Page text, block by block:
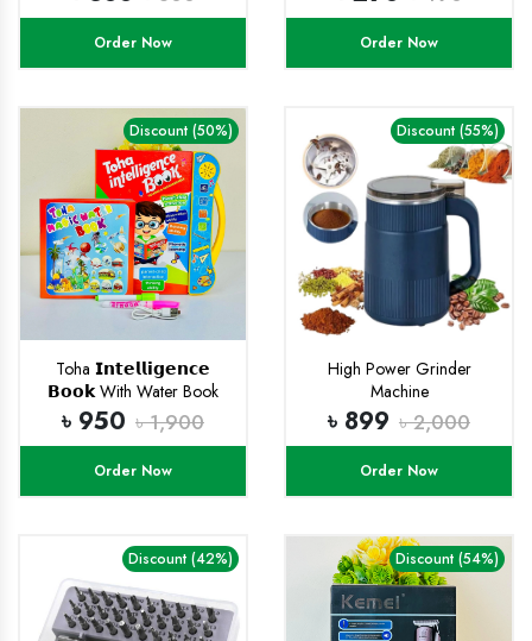
Order Now Order Now
Discount (50%)
Toha 𝗜𝗻𝘁𝗲𝗹𝗹𝗶𝗴𝗲𝗻𝗰𝗲
𝗕𝗼𝗼𝗸 With Water Book
(𝗥𝗲𝗰𝗵𝗮𝗿𝗴𝗲𝗮𝗯𝗹𝗲)
৳ 950 ৳ 1,900
Order Now
Discount (55%)
High Power Grinder
Machine
৳ 899 ৳ 2,000
Order Now
Discount (42%) Discount (54%)